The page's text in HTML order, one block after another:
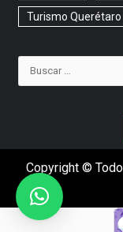
Turismo Querétaro
Copyright ©